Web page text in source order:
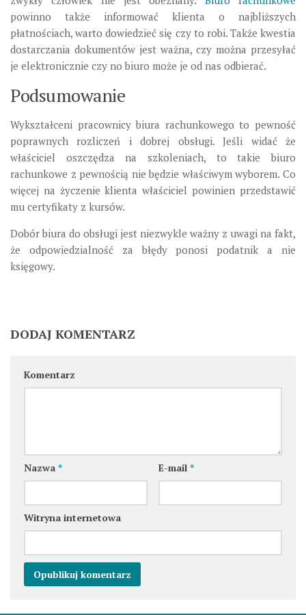
powinno także informować klienta o najbliższych
płatnościach, warto dowiedzieć się czy to robi. Także kwestia
dostarczania dokumentów jest ważna, czy można przesyłać
je elektronicznie czy no biuro może je od nas odbierać.
Podsumowanie
Wykształceni pracownicy biura rachunkowego to pewność
poprawnych rozliczeń i dobrej obsługi. Jeśli widać że
właściciel oszczędza na szkoleniach, to takie biuro
rachunkowe z pewnością nie będzie właściwym wyborem. Co
więcej na życzenie klienta właściciel powinien przedstawić
mu certyfikaty z kursów.
Dobór biura do obsługi jest niezwykle ważny z uwagi na fakt,
że odpowiedzialność za błędy ponosi podatnik a nie
księgowy.
DODAJ KOMENTARZ
Komentarz
Nazwa * E-mail *
Witryna internetowa